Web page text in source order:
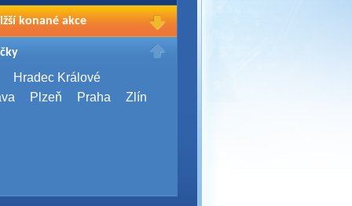
Vašich registrací na akce
přihlašte.
konané akce
2026
Brno
Server Bootcamp 2026
Hradec Králové
Plzeň Praha Zlín